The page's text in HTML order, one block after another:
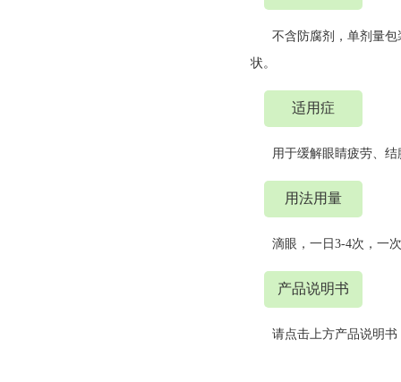
不含防腐剂，单剂量
状。
适用症
用于缓解眼睛疲劳、
用法用量
滴眼，一日3-4次，一
产品说明书
请点击上方产品说明